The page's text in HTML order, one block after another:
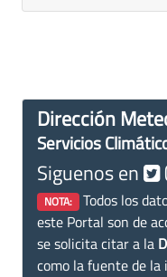
Dirección
Servicios
Siguenos en
NOTA: Todos los
este Portal son de
se solicita citar a la
como la fuente de la